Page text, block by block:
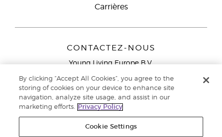
Carrières
CONTACTEZ-NOUS
Young Living Europe B.V.
9727 AJ Groningen
Service réservé aux Partenaires de la marque
791
By clicking “Accept All Cookies”, you agree to the
storing of cookies on your device to enhance site
navigation, analyze site usage, and assist in our
marketing efforts.
Privacy Policy
Cookie Settings